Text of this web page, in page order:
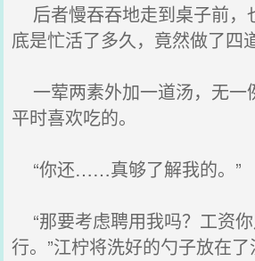
后者慢吞吞地走到桌子前，
底是忙活了多久，竟然做了四
一荤两素外加一道汤，无一
平时喜欢吃的。
“你还……真够了解我的。”
“那要考虑聘用我吗？工资
行。”江柠将洗好的勺子放在